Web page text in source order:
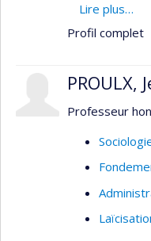
Montréal et a
pour la
groupe et de
en oeuvre. Elle
éclairer
interculturels
conventions
l’étranger, le
Lire plus…
Profil complet
PROULX,
Professeur